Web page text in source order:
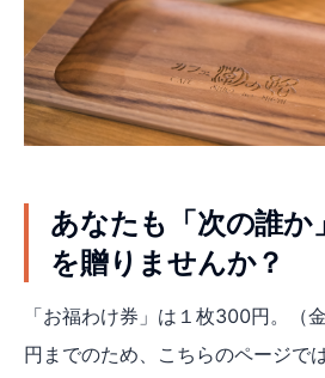
あなたも「次の誰か
を贈りませんか？
「お福わけ券」は１枚300円。（
円までのため、こちらのページで